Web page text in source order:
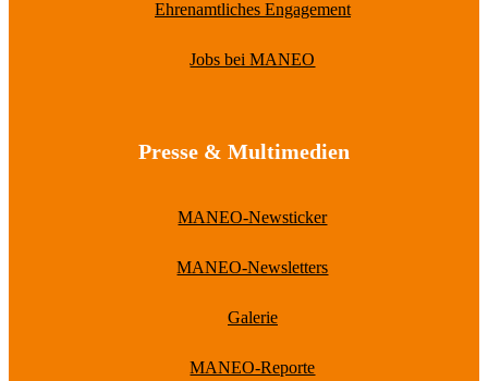
Ehrenamtliches Engagement
Jobs bei MANEO
Presse & Multimedien
MANEO-Newsticker
MANEO-Newsletters
Galerie
MANEO-Reporte